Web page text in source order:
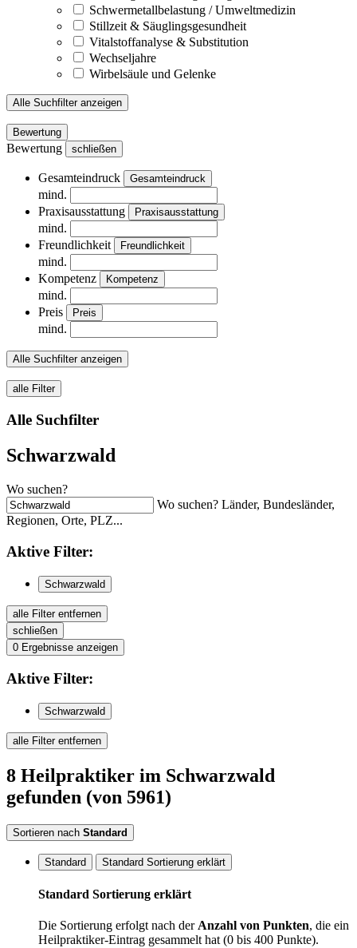
Schwermetallbelastung / Umweltmedizin
Stillzeit & Säuglingsgesundheit
Vitalstoffanalyse & Substitution
Wechseljahre
Wirbelsäule und Gelenke
Alle Suchfilter anzeigen
Bewertung
Bewertung schließen
Gesamteindruck Gesamteindruck
mind.
Praxisausstattung
Praxisausstattung
mind.
Freundlichkeit
Freundlichkeit
mind.
Kompetenz
Kompetenz
mind.
Preis
Preis
mind.
Alle Suchfilter anzeigen
alle Filter
Alle Suchfilter
Schwarzwald
Wo suchen?
Wo suchen? Länder, Bundesländer,
Regionen, Orte, PLZ...
Aktive Filter:
Schwarzwald
alle Filter entfernen
schließen
0 Ergebnisse anzeigen
Aktive Filter:
Schwarzwald
alle Filter entfernen
8 Heilpraktiker im Schwarzwald
gefunden (von 5961)
Sortieren nach Standard
Standard Standard Sortierung erklärt
Standard Sortierung erklärt
Die Sortierung erfolgt nach derAnzahl von Punkten, die ein
Heilpraktiker-Eintrag gesammelt hat (0 bis 400 Punkte).